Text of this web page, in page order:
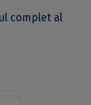
complet al